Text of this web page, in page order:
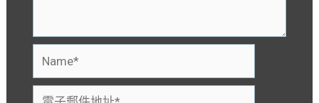
Name*
電